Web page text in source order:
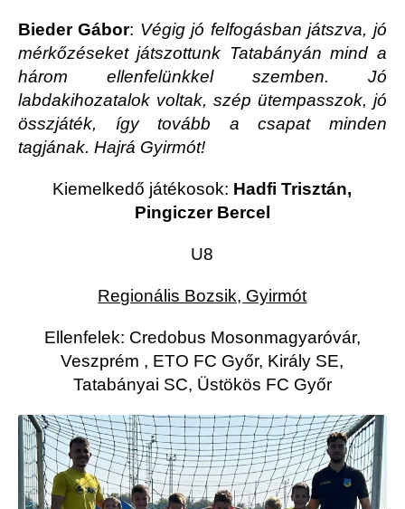
Bieder Gábor: Végig jó felfogásban játszva, jó
mérkőzéseket játszottunk Tatabányán mind a
három ellenfelünkkel szemben. Jó
labdakihozatalok voltak, szép ütempasszok, jó
összjáték, így tovább a csapat minden
tagjának. Hajrá Gyirmót!
Kiemelkedő játékosok: Hadfi Trisztán,
Pingiczer Bercel
U8
Regionális Bozsik, Gyirmót
Ellenfelek: Credobus Mosonmagyaróvár,
Veszprém , ETO FC Győr, Király SE,
Tatabányai SC, Üstökös FC Győr